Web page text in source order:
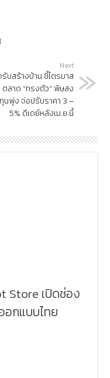
Next
บสร้างบ้าน ชี้ไตรมาส
ลาด “ทรงตัว” พิษสง
นพุ่ง จ่อปรับราคา 3 –
5% ดีเดย์หลังเม.ย.นี้
Store เปิดช่อง
อกแบบไทย